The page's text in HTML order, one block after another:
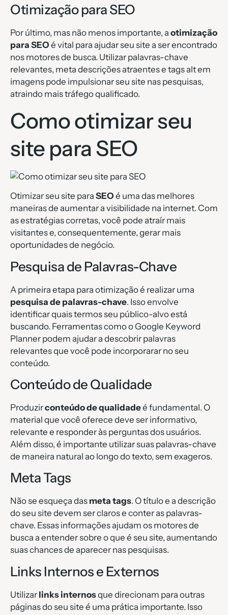
Otimização para SEO
Por último, mas não menos importante, a otimização
para SEO é vital para ajudar seu site a ser encontrado
nos motores de busca. Utilizar palavras-chave
relevantes, meta descrições atraentes e tags alt em
imagens pode impulsionar seu site nas pesquisas,
atraindo mais tráfego qualificado.
Como otimizar seu
site para SEO
Otimizar seu site para SEO é uma das melhores
maneiras de aumentar a visibilidade na internet. Com
as estratégias corretas, você pode atraír mais
visitantes e, consequentemente, gerar mais
oportunidades de negócio.
Pesquisa de Palavras-Chave
A primeira etapa para otimização é realizar uma
pesquisa de palavras-chave. Isso envolve
identificar quais termos seu público-alvo está
buscando. Ferramentas como o Google Keyword
Planner podem ajudar a descobrir palavras
relevantes que você pode incorporarar no seu
conteúdo.
Conteúdo de Qualidade
Produzirconteúdo de qualidadeé fundamental. O
material que você oferece deve ser informativo,
relevante e responder às perguntas dos usuários.
Além disso, é importante utilizar suas palavras-chave
de maneira natural ao longo do texto, sem exageros.
Meta Tags
Não se esqueça das meta tags. O título e a descrição
do seu site devem ser claros e conter as palavras-
chave. Essas informações ajudam os motores de
busca a entender sobre o que é seu site, aumentando
suas chances de aparecer nas pesquisas.
Links Internos e Externos
Utilizar links internosque direcionam para outras
páginas do seu site é uma prática importante. Isso